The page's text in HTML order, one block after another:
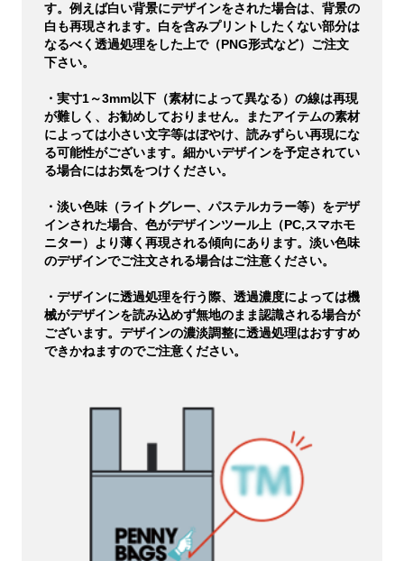
す。例えば白い背景にデザインをされた場合は、背景の
白も再現されます。白を含みプリントしたくない部分は
なるべく透過処理をした上で（PNG形式など）ご注文
下さい。
・実寸1～3mm以下（素材によって異なる）の線は再現
が難しく、お勧めしておりません。またアイテムの素材
によっては小さい文字等はぼやけ、読みずらい再現にな
る可能性がございます。細かいデザインを予定されてい
る場合にはお気をつけください。
・淡い色味（ライトグレー、パステルカラー等）をデザ
インされた場合、色がデザインツール上（PC,スマホモ
ニター）より薄く再現される傾向にあります。淡い色味
のデザインでご注文される場合はご注意ください。
・デザインに透過処理を行う際、透過濃度によっては機
械がデザインを読み込めず無地のまま認識される場合が
ございます。デザインの濃淡調整に透過処理はおすすめ
できかねますのでご注意ください。